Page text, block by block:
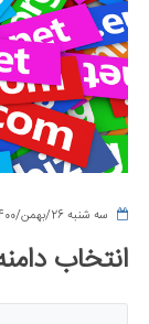
سه شنبه 26/بهمن/1400
انتخاب